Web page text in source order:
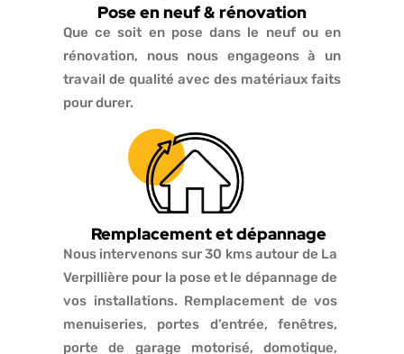
Pose en neuf & rénovation
Que ce soit en pose dans le neuf ou en
rénovation, nous nous engageons à un
travail de qualité avec des matériaux faits
pour durer.
Remplacement et dépannage
Nous intervenons sur 30 kms autour de La
Verpillière pour la pose et le dépannage de
vos installations. Remplacement de vos
menuiseries, portes d’entrée, fenêtres,
porte de garage motorisé, domotique,